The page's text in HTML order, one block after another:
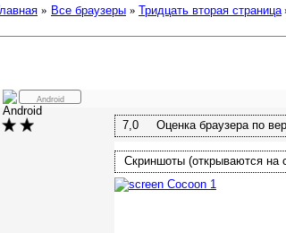
7,0 Оценка браузера по
Скриншоты (открываются на
Android
» Все браузеры » Тридцать вторая страница